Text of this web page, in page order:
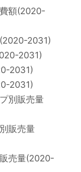
額(2020-
2031)
2031)
2031)
2031)
別販売量
販売量
売量(2020-